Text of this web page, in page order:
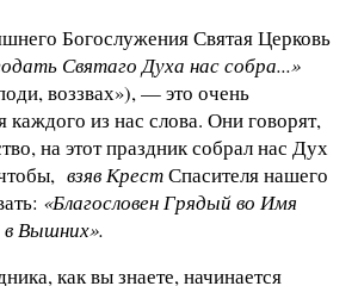
Богослуже­ния Святая Церковь
Святаго Духа нас собра...»
воззвах»), — это очень
каждого из нас слова. Они говорят,
на этот праздник собрал нас Дух
взяв КрестСпасителя нашего
«Благословен Грядый во Имя
в Вышних».
как вы знае­те, начинается